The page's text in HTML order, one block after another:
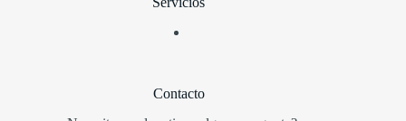
Contacto